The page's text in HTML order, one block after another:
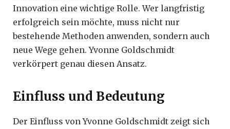
Innovation eine wichtige Rolle. Wer langfristig
erfolgreich sein möchte, muss nicht nur
bestehende Methoden anwenden, sondern auch
neue Wege gehen. Yvonne Goldschmidt
verkörpert genau diesen Ansatz.
Einfluss und Bedeutung
Der Einfluss von Yvonne Goldschmidt zeigt sich